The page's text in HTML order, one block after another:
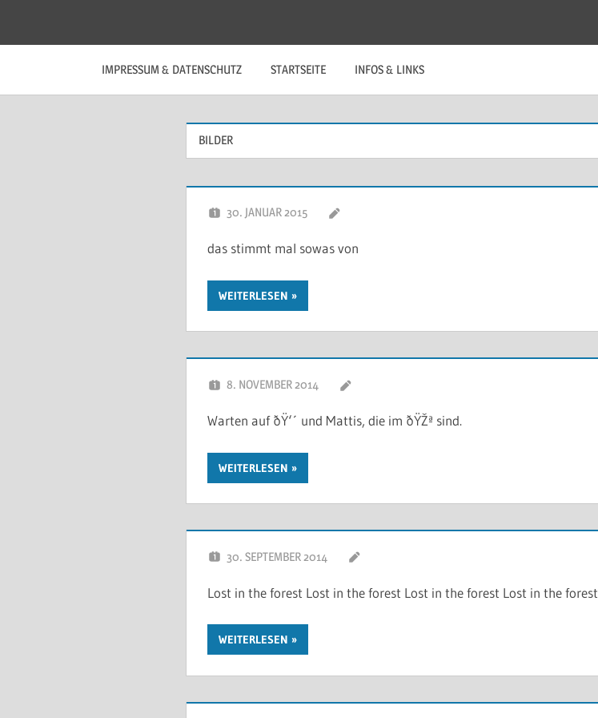
IMPRESSUM & DATENSCHUTZ STARTSEITE INFOS & LINKS
BILDER
30. JANUAR 2015
das stimmt mal sowas von
WEITERLESEN
8. NOVEMBER 2014
Warten auf ðŸ‘´ und Mattis, die im ðŸŽª sind.
WEITERLESEN
30. SEPTEMBER 2014
Lost in the forest Lost in the forest Lost in the forest Lost in the forest
WEITERLESEN